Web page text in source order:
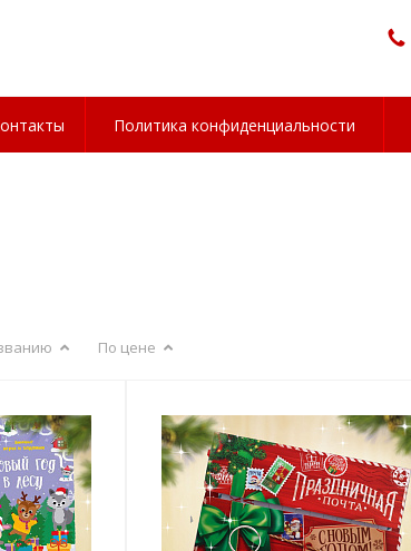
Политика конфиденциальности
По цене